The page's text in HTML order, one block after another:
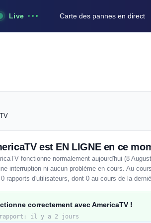
Live Carte des pannes en direct
est EN LIGNE en ce
fonctionne normalement aujourd'hui (8
interruption ni aucun problème en cours. Au
0 rapports d'utilisateurs, dont 0 au cours de la
correctement avec AmericaTV !
rapport: il y a 2 jours